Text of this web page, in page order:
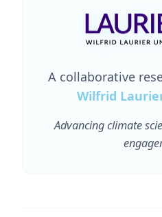
A collaborative
Wilfrid
Advancing climate